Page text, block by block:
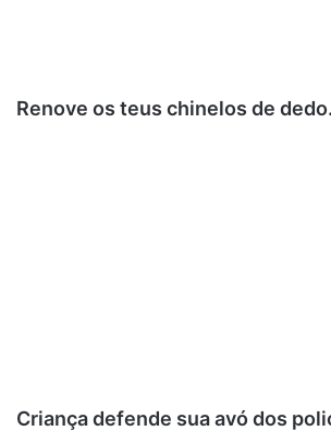
Renove os teus chinelos de
Criança defende sua avó dos